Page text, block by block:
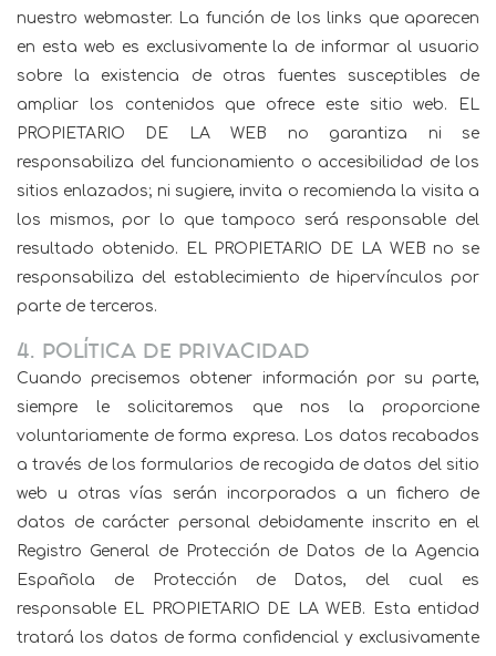
nuestro webmaster. La función de los links que aparecen
en esta web es exclusivamente la de informar al usuario
sobre la existencia de otras fuentes susceptibles de
ampliar los contenidos que ofrece este sitio web. EL
PROPIETARIO DE LA WEB no garantiza ni se
responsabiliza del funcionamiento o accesibilidad de los
sitios enlazados; ni sugiere, invita o recomienda la visita a
los mismos, por lo que tampoco será responsable del
resultado obtenido. EL PROPIETARIO DE LA WEB no se
responsabiliza del establecimiento de hipervínculos por
parte de terceros.
4. POLÍTICA DE PRIVACIDAD
Cuando precisemos obtener información por su parte,
siempre le solicitaremos que nos la proporcione
voluntariamente de forma expresa. Los datos recabados
a través de los formularios de recogida de datos del sitio
web u otras vías serán incorporados a un fichero de
datos de carácter personal debidamente inscrito en el
Registro General de Protección de Datos de la Agencia
Española de Protección de Datos, del cual es
responsable EL PROPIETARIO DE LA WEB. Esta entidad
tratará los datos de forma confidencial y exclusivamente